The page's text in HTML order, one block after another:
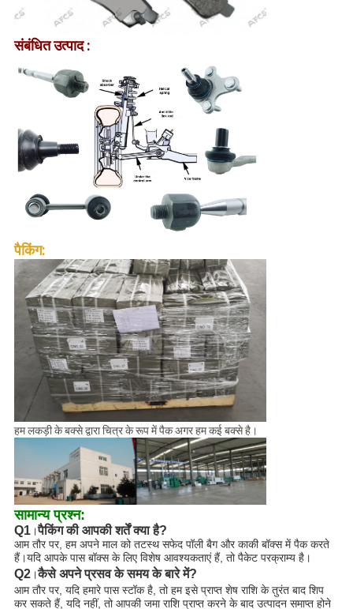
संबंधित उत्पाद :
पैकिंग:
हम लकड़ी के बक्से द्वारा चित्र के रूप में पैक अगर हम कई बक्से है।
सामान्य प्रश्न:
Q1।पैकिंग की आपकी शर्तें क्या है?
आम तौर पर, हम अपने माल को तटस्थ सफेद पॉली बैग और काकी बॉक्स में पैक करते
हैं।यदि आपके पास बॉक्स के लिए विशेष आवश्यकताएं हैं, तो पैकेट परक्राम्य है।
Q2।कैसे अपने प्रसव के समय के बारे में?
आम तौर पर, यदि हमारे पास स्टॉक है, तो हम इसे प्राप्त शेष राशि के तुरंत बाद शिप
कर सकते हैं, यदि नहीं, तो आपकी जमा राशि प्राप्त करने के बाद उत्पादन समाप्त होने